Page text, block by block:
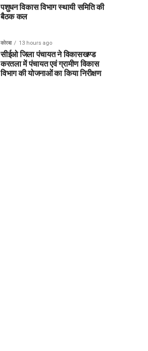
पशुधन विकास विभाग स्थायी समिति की
बैठक कल
कोरबा 13 hours ago
सीईओ जिला पंचायत ने विकासखण्ड
करतला में पंचायत एवं ग्रामीण विकास
विभाग की योजनाओं का किया निरीक्षण